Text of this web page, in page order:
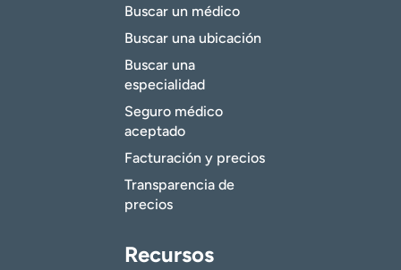
Buscar un médico
Buscar una ubicación
Buscar una
especialidad
Seguro médico
aceptado
Facturación y precios
Transparencia de
precios
Recursos